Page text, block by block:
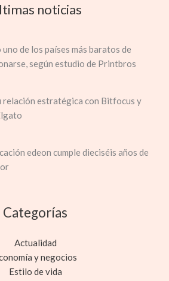
noticias
uno de los países más baratos de
según estudio de Printbros
relación estratégica con Bitfocus y
edeon cumple dieciséis años de
Categorías
Actualidad
y negocios
Estilo de vida